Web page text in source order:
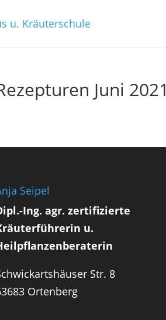
Juni 2021
Seipel
Ing. agr. zertifizierte
u.
Str. 8
Ortenberg